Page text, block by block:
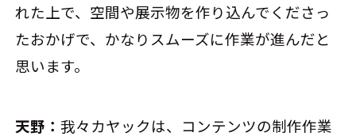
れた上で、空間や展示物を作り込んでくださっ
たおかげで、かなりスムーズに作業が進んだと
思います。
天野： 我々カヤックは、コンテンツの制作作業